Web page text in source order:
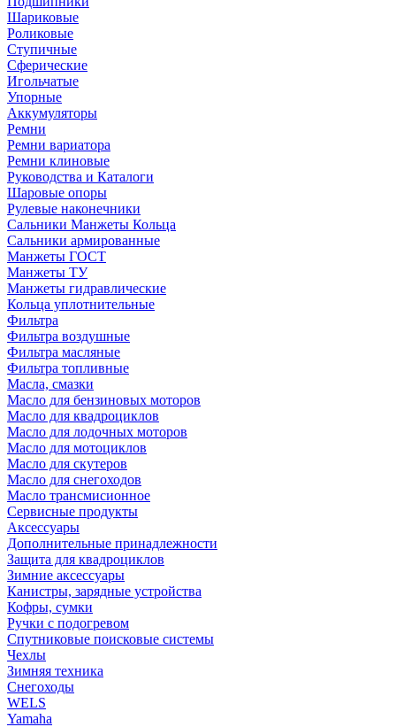
Шариковые
Роликовые
Ступичные
Сферические
Игольчатые
Упорные
Аккумуляторы
Ремни
Ремни вариатора
Ремни клиновые
Руководства и Каталоги
Шаровые опоры
Рулевые наконечники
Сальники Манжеты Кольца
Сальники армированные
Манжеты ГОСТ
Манжеты ТУ
Манжеты гидравлические
Кольца уплотнительные
Фильтра
Фильтра воздушные
Фильтра масляные
Фильтра топливные
Масла, смазки
Масло для бензиновых моторов
Масло для квадроциклов
Масло для лодочных моторов
Масло для мотоциклов
Масло для скутеров
Масло для снегоходов
Масло трансмисионное
Сервисные продукты
Аксессуары
Дополнительные принадлежности
Защита для квадроциклов
Зимние аксессуары
Канистры, зарядные устройства
Кофры, сумки
Ручки с подогревом
Спутниковые поисковые системы
Чехлы
Зимняя техника
Снегоходы
WELS
Yamaha